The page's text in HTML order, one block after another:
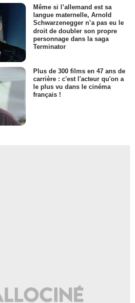
Même si l’allemand est sa
langue maternelle, Arnold
Schwarzenegger n’a pas eu le
droit de doubler son propre
personnage dans la saga
Terminator
Plus de 300 films en 47 ans de
carrière : c'est l'acteur qu'on a
le plus vu dans le cinéma
français !